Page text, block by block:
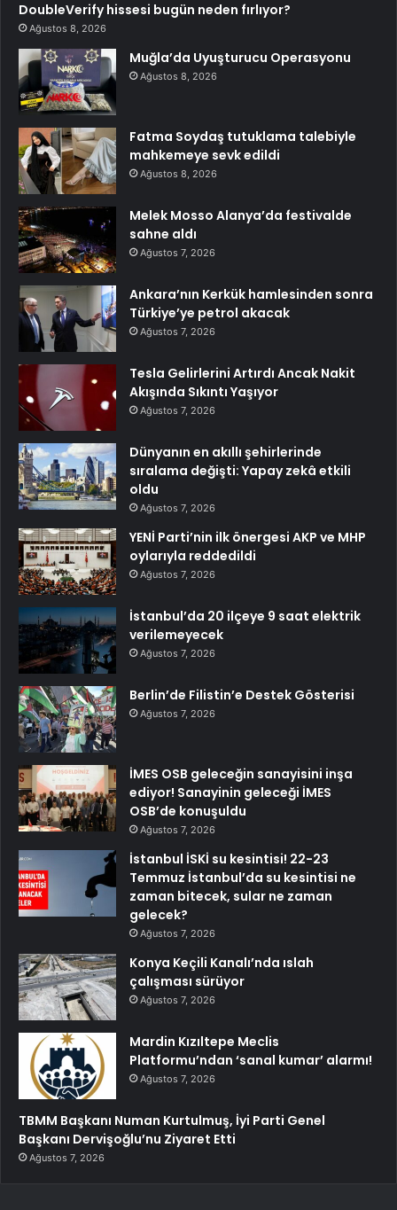
DoubleVerify hissesi bugün neden fırlıyor?
Ağustos 8, 2026
Muğla’da Uyuşturucu Operasyonu
Ağustos 8, 2026
Fatma Soydaş tutuklama talebiyle
mahkemeye sevk edildi
Ağustos 8, 2026
Melek Mosso Alanya’da festivalde
sahne aldı
Ağustos 7, 2026
Ankara’nın Kerkük hamlesinden sonra
Türkiye’ye petrol akacak
Ağustos 7, 2026
Tesla Gelirlerini Artırdı Ancak Nakit
Akışında Sıkıntı Yaşıyor
Ağustos 7, 2026
Dünyanın en akıllı şehirlerinde
sıralama değişti: Yapay zekâ etkili
oldu
Ağustos 7, 2026
YENİ Parti’nin ilk önergesi AKP ve MHP
oylarıyla reddedildi
Ağustos 7, 2026
İstanbul’da 20 ilçeye 9 saat elektrik
verilemeyecek
Ağustos 7, 2026
Berlin’de Filistin’e Destek Gösterisi
Ağustos 7, 2026
İMES OSB geleceğin sanayisini inşa
ediyor! Sanayinin geleceği İMES
OSB’de konuşuldu
Ağustos 7, 2026
İstanbul İSKİ su kesintisi! 22-23
Temmuz İstanbul’da su kesintisi ne
zaman bitecek, sular ne zaman
gelecek?
Ağustos 7, 2026
Konya Keçili Kanalı’nda ıslah
çalışması sürüyor
Ağustos 7, 2026
Mardin Kızıltepe Meclis
Platformu’ndan ‘sanal kumar’ alarmı!
Ağustos 7, 2026
TBMM Başkanı Numan Kurtulmuş, İyi Parti Genel
Başkanı Dervişoğlu’nu Ziyaret Etti
Ağustos 7, 2026